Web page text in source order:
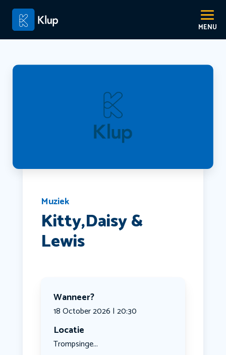
Muziek
Kitty,Daisy &
Lewis
Wanneer?
18 October 2026 | 20:30
Locatie
Trompsinge...